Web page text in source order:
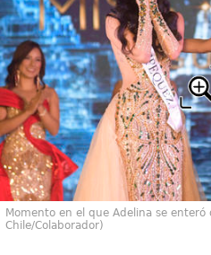
Momento en el que Adelina se
Chile/Colaborador)